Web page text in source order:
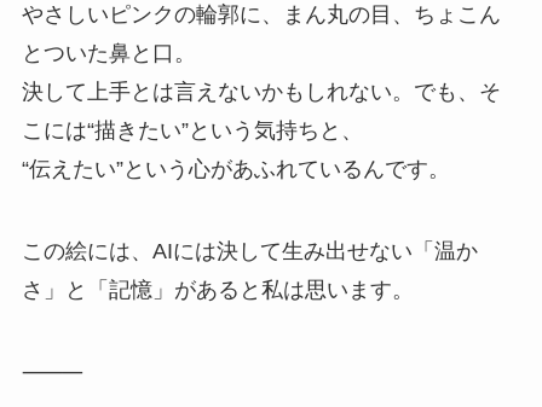
やさしいピンクの輪郭に、まん丸の目、ちょこん
とついた鼻と口。
決して上手とは言えないかもしれない。でも、そ
こには“描きたい”という気持ちと、
“伝えたい”という心があふれているんです。
この絵には、AIには決して生み出せない「温か
さ」と「記憶」があると私は思います。
⸻